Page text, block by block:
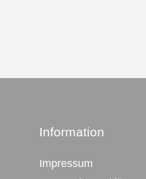
Information
Impressum